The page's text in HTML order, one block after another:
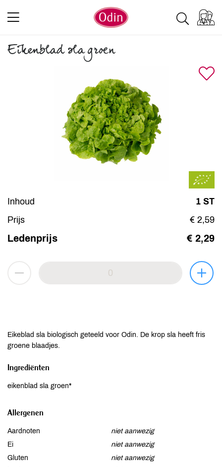
Eikenblad sla groen
Inhoud
1 ST
Prijs
€ 2,59
Ledenprijs € 2,29
Eikeblad sla biologisch geteeld voor Odin. De krop sla heeft fris
groene blaadjes.
Ingrediënten
eikenblad sla groen*
Allergenen
Aardnoten
niet aanwezig
Ei
niet aanwezig
Gluten
niet aanwezig